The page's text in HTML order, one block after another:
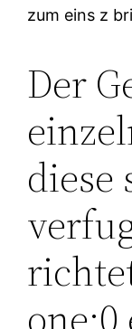
zum eins z
Der
diese